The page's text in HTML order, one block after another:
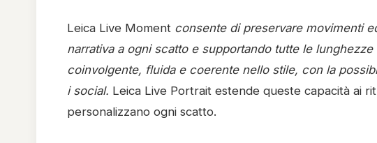
Leica Live Moment consente di preservare movimenti
narrativa a ogni scatto e supportando tutte le
coinvolgente, fluida e coerente nello stile, con la
i social. Leica Live Portrait estende queste capacità ai
personalizzano ogni scatto.